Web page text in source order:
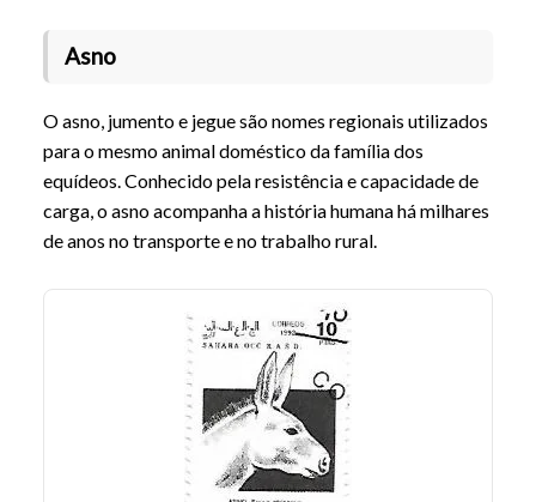
Asno
O asno, jumento e jegue são nomes regionais utilizados
para o mesmo animal doméstico da família dos
equídeos. Conhecido pela resistência e capacidade de
carga, o asno acompanha a história humana há milhares
de anos no transporte e no trabalho rural.